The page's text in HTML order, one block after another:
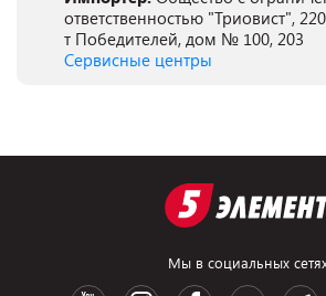
ответственностью "Триовист",
т Победителей, дом № 100, 203
Сервисные центры
Мы в социальных